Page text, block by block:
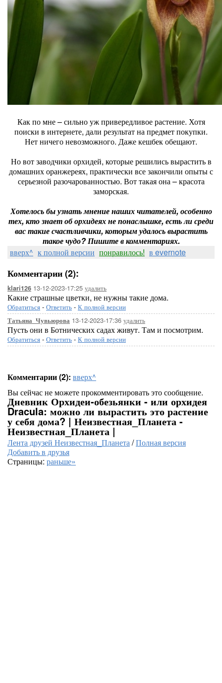
Как по мне – сильно уж привередливое растение. Хотя
поиски в интернете, дали результат на предмет покупки.
Нет ничего невозможного. Даже кешбек обещают.
Но вот заводчики орхидей, которые решились вырастить в
домашних оранжереях, практически все закончили опыты с
серьезной разочарованностью. Вот такая она – красота
заморская.
Хотелось бы узнать мнение наших читателей, особенно
тех, кто знает об орхидеях не понаслышке, есть ли среди
вас такие счастливчики, которым удалось вырастить
такое чудо? Пишите в комментариях.
вверх^ к полной версии понравилось! в evernote
Комментарии (2):
klari126 13-12-2023-17:25 удалить
Какие страшные цветки, не нужны такие дома.
Обратиться - Ответить - К полной версии
Татьяна_Чувьюрова 13-12-2023-17:36 удалить
Пусть они в Ботнических садах живут. Там и посмотрим.
Обратиться - Ответить - К полной версии
Комментарии (2): вверх^
Вы сейчас не можете прокомментировать это сообщение.
Дневник Орхидеи-обезьянки - или орхидея
Dracula: можно ли вырастить это растение
у себя дома? | Неизвестная_Планета -
Неизвестная_Планета |
Лента друзей Неизвестная_Планета/Полная версия
Добавить в друзья
Страницы: раньше»